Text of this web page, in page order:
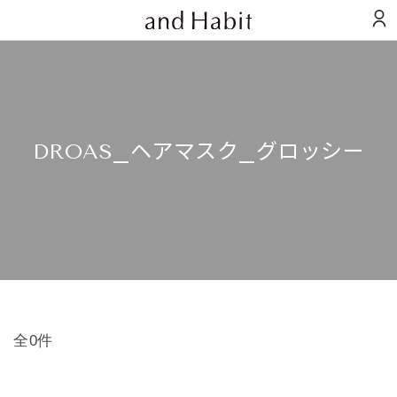
DROAS_ヘアマスク_グロッシー
全0件